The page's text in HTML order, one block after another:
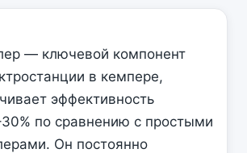
— ключевой компонент
в кемпере,
эффективность
по сравнению с простыми
Он постоянно